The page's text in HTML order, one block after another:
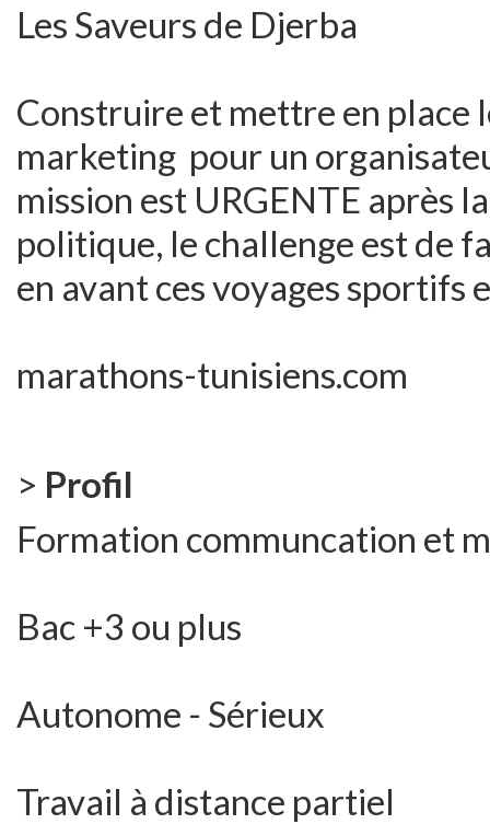
Les Saveurs de Djerba
Construire et mettre en place
marketing pour un
mission est URGENTE après
politique, le challenge est de
en avant ces voyages sportifs
marathons-tunisiens.com
> Profil
Formation communcation et
Bac +3 ou plus
Autonome - Sérieux
Travail à distance partiel